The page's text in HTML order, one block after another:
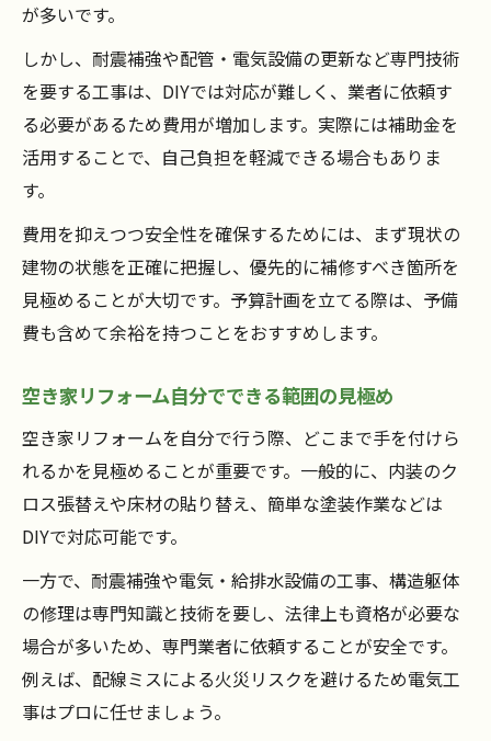
が多いです。
しかし、耐震補強や配管・電気設備の更新など専門技術
を要する工事は、DIYでは対応が難しく、業者に依頼す
る必要があるため費用が増加します。実際には補助金を
活用することで、自己負担を軽減できる場合もありま
す。
費用を抑えつつ安全性を確保するためには、まず現状の
建物の状態を正確に把握し、優先的に補修すべき箇所を
見極めることが大切です。予算計画を立てる際は、予備
費も含めて余裕を持つことをおすすめします。
空き家リフォーム自分でできる範囲の見極め
空き家リフォームを自分で行う際、どこまで手を付けら
れるかを見極めることが重要です。一般的に、内装のク
ロス張替えや床材の貼り替え、簡単な塗装作業などは
DIYで対応可能です。
一方で、耐震補強や電気・給排水設備の工事、構造躯体
の修理は専門知識と技術を要し、法律上も資格が必要な
場合が多いため、専門業者に依頼することが安全です。
例えば、配線ミスによる火災リスクを避けるため電気工
事はプロに任せましょう。